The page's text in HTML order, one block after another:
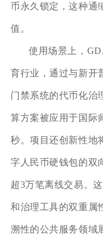
币永久锁定，这种通
值。
使用场景上，
育行业，通过与新开
门禁系统的代币化治
算方案被应用于国际
秒。项目还创新性地
字人民币硬钱包的双
超3万笔离线交易。
和治理工具的双重属
溯性的公共服务领域